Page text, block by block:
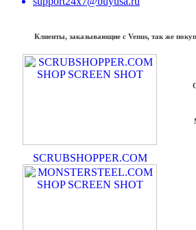
Клиенты, заказывающие с Venus, так же
SCRUBSHOPPER.COM